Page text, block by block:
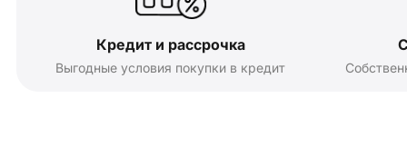
Кредит и рассрочка
Выгодные условия покупки в кредит